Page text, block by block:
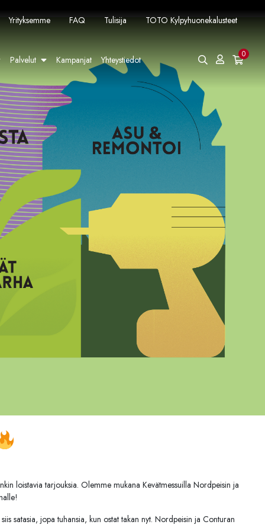
Yrityksemme FAQ Tulisija TOTO Kylpyhuonekalusteet
Palvelut Kampanjat Yhteystiedot 0
loistavia tarjouksia. Olemme mukana Kevätmessuilla Nordpeisin ja
satasia, jopa tuhansia, kun ostat takan nyt. Nordpeisin ja Conturan